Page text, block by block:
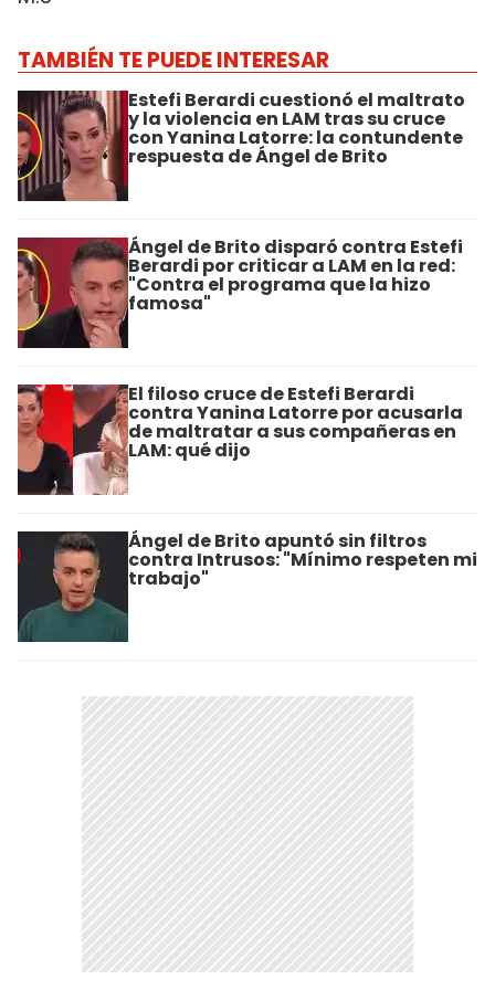
TAMBIÉN TE PUEDE INTERESAR
Estefi Berardi cuestionó el maltrato
y la violencia en LAM tras su cruce
con Yanina Latorre: la contundente
respuesta de Ángel de Brito
Ángel de Brito disparó contra Estefi
Berardi por criticar a LAM en la red:
"Contra el programa que la hizo
famosa"
El filoso cruce de Estefi Berardi
contra Yanina Latorre por acusarla
de maltratar a sus compañeras en
LAM: qué dijo
Ángel de Brito apuntó sin filtros
contra Intrusos: "Mínimo respeten mi
trabajo"